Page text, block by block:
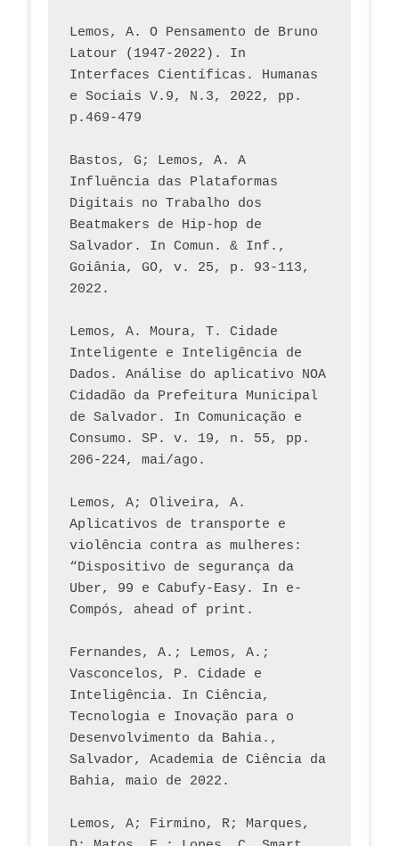
Lemos, A. O Pensamento de Bruno
Latour (1947-2022). In
Interfaces Científicas. Humanas
e Sociais V.9, N.3, 2022, pp.
p.469-479
Bastos, G; Lemos, A. A
Influência das Plataformas
Digitais no Trabalho dos
Beatmakers de Hip-hop de
Salvador. In Comun. & Inf.,
Goiânia, GO, v. 25, p. 93-113,
2022.
Lemos, A. Moura, T. Cidade
Inteligente e Inteligência de
Dados. Análise do aplicativo NOA
Cidadão da Prefeitura Municipal
de Salvador. In Comunicação e
Consumo. SP. v. 19, n. 55, pp.
206-224, mai/ago.
Lemos, A; Oliveira, A.
Aplicativos de transporte e
violência contra as mulheres:
“Dispositivo de segurança da
Uber, 99 e Cabufy-Easy. In e-
Compós, ahead of print.
Fernandes, A.; Lemos, A.;
Vasconcelos, P. Cidade e
Inteligência. In Ciência,
Tecnologia e Inovação para o
Desenvolvimento da Bahia.,
Salvador, Academia de Ciência da
Bahia, maio de 2022.
Lemos, A; Firmino, R; Marques,